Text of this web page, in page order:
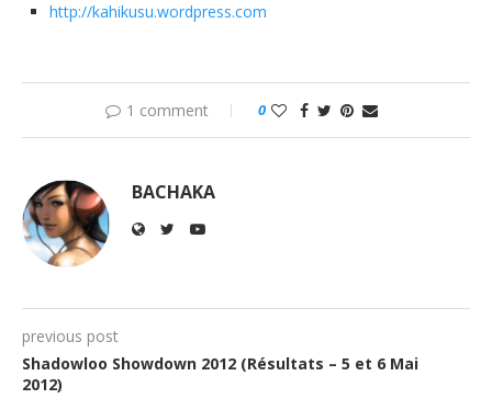
http://kahikusu.wordpress.com
1 comment 0
BACHAKA
previous post
Shadowloo Showdown 2012 (Résultats – 5 et 6 Mai
2012)